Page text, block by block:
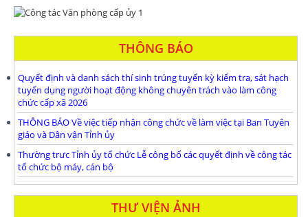
THÔNG BÁO
Quyết định và danh sách thí sinh trúng tuyển kỳ kiểm tra, sát hạch
tuyển dụng người hoạt động không chuyên trách vào làm công
chức cấp xã 2026
THÔNG BÁO Về việc tiếp nhận công chức về làm việc tại Ban Tuyên
giáo và Dân vận Tỉnh ủy
Thường trưc Tỉnh ủy tổ chức Lễ công bố các quyết định về công tác
tổ chức bộ máy, cán bộ
THƯ VIỆN ẢNH